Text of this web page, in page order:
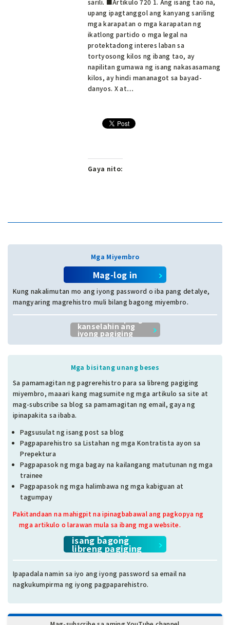
sarili. ■Artikulo 720 1. Ang isang tao na,
upang ipagtanggol ang kanyang sariling
mga karapatan o mga karapatan ng
ikatlong partido o mga legal na
protektadong interes laban sa
tortyosong kilos ng ibang tao, ay
napilitan gumawa ng isang nakasasamang
kilos, ay hindi mananagot sa bayad-
danyos. X at…
Gaya nito:
Mga Miyembro
Mag-log in
Kung nakalimutan mo ang iyong password o iba pang detalye,
mangyaring magrehistro muli bilang bagong miyembro.
kanselahin ang
iyong pagiging
Mga bisitang unang beses
Sa pamamagitan ng pagrerehistro para sa libreng pagiging
miyembro, maaari kang magsumite ng mga artikulo sa site at
mag-subscribe sa blog sa pamamagitan ng email, gaya ng
ipinapakita sa ibaba.
Pagsusulat ng isang post sa blog
Pagpaparehistro sa Listahan ng mga Kontratista ayon sa
Prepektura
Pagpapasok ng mga bagay na kailangang matutunan ng mga
trainee
Pagpapasok ng mga halimbawa ng mga kabiguan at
tagumpay
Pakitandaan na mahigpit na ipinagbabawal ang pagkopya ng
mga artikulo o larawan mula sa ibang mga website.
Mag-sign up para sa
isang bagong
libreng pagiging
miyembro.
Ipapadala namin sa iyo ang iyong password sa email na
nagkukumpirma ng iyong pagpaparehistro.